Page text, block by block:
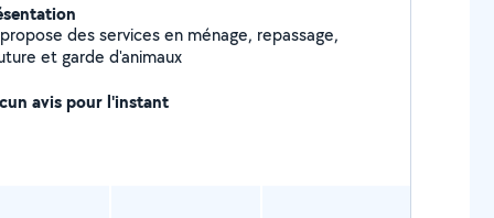
des services en ménage, repassage,
et garde d'animaux
avis pour l'instant